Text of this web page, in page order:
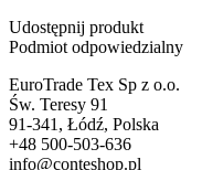
Udostępnij produkt
Podmiot odpowiedzialny
EuroTrade Tex Sp z o.o.
Św. Teresy 91
91-341, Łódź, Polska
+48 500-503-636
info@conteshop.pl